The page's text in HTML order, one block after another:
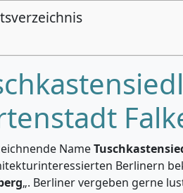
Name
Berlinern
„. Berliner vergeben gerne